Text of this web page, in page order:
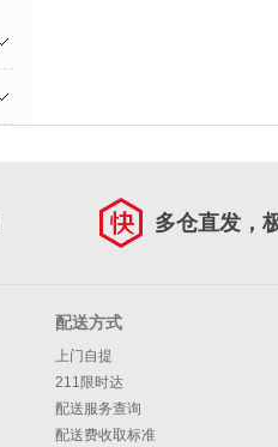
多仓直发，
配送方式
上门自提
211限时达
配送服务查询
配送费收取标准